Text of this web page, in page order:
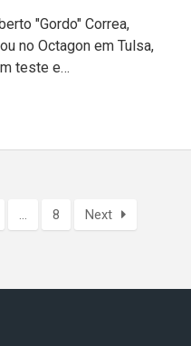
"Gordo" Correa,
no Octagon em Tulsa,
teste e…
… 8 Next